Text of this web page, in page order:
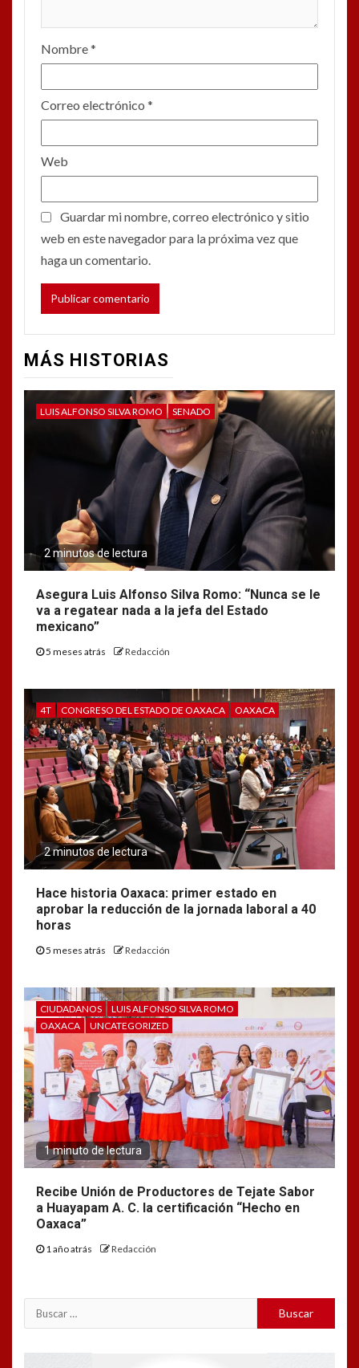
Nombre*
Correo electrónico *
Web
Guardar mi nombre, correo electrónico y sitio
web en este navegador para la próxima vez que
haga un comentario.
MÁS HISTORIAS
LUIS ALFONSO SILVA ROMO SENADO
2 minutos de lectura
Asegura Luis Alfonso Silva Romo: “Nunca se le
va a regatear nada a la jefa del Estado
mexicano”
5 meses atrás Redacción
4T CONGRESO DEL ESTADO DE OAXACA OAXACA
2 minutos de lectura
Hace historia Oaxaca: primer estado en
aprobar la reducción de la jornada laboral a 40
horas
5 meses atrás Redacción
CIUDADANOS
LUIS ALFONSO SILVA ROMO
OAXACA
UNCATEGORIZED
1 minuto de lectura
Recibe Unión de Productores de Tejate Sabor
a Huayapam A. C. la certificación “Hecho en
Oaxaca”
1 año atrás Redacción
Buscar: